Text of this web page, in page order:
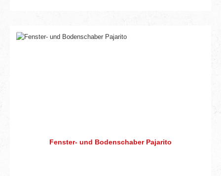
Fenster- und Bodenschaber Pajarito